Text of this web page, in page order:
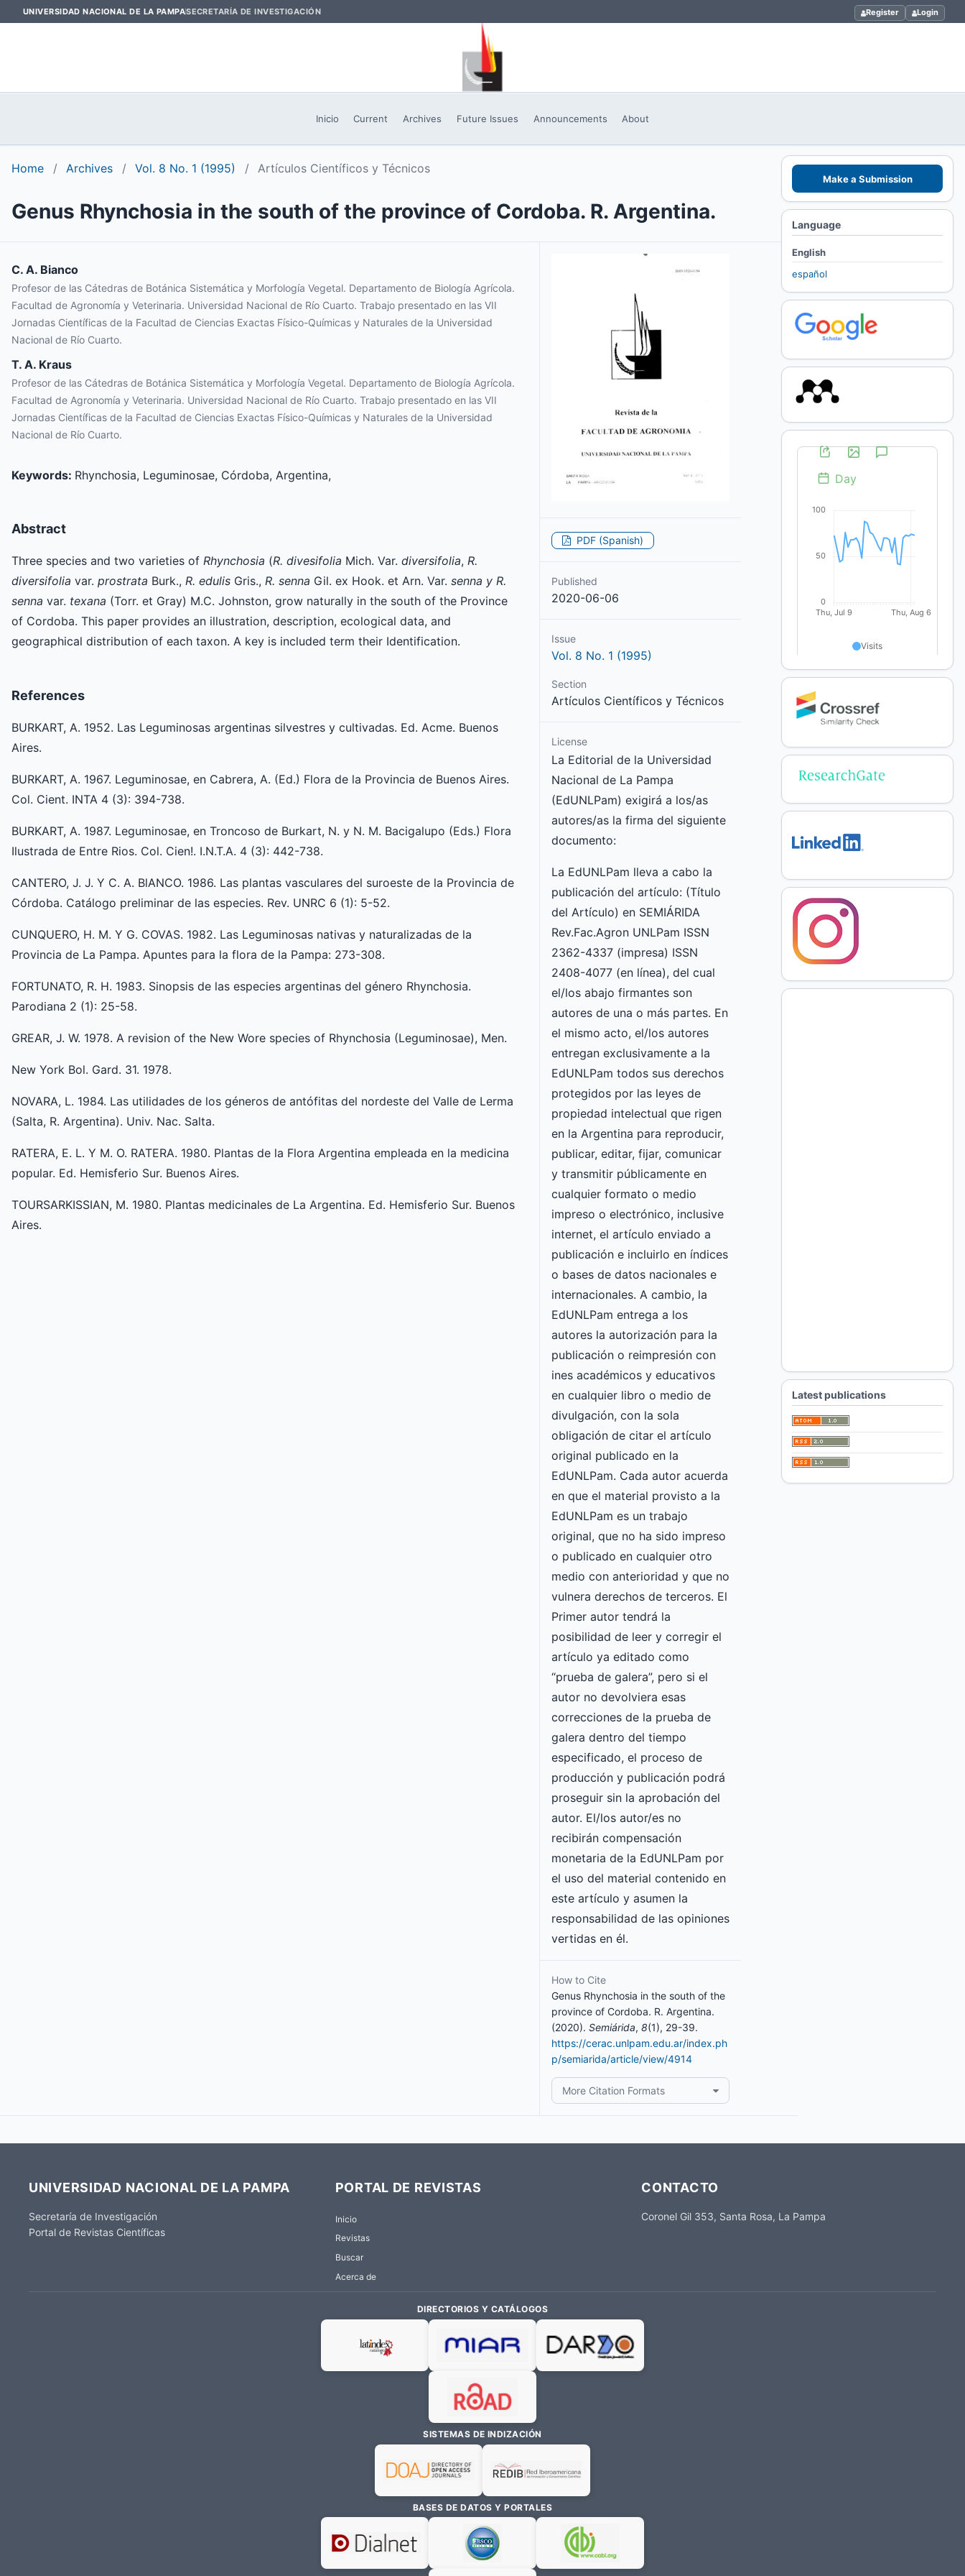
UNIVERSIDAD NACIONAL DE LA PAMPASECRETARÍA DE INVESTIGACIÓN Register Login
Inicio Current Archives Future Issues Announcements About
Home / Archives / Vol. 8 No. 1 (1995) / Artículos Científicos y Técnicos
Genus Rhynchosia in the south of the province of Cordoba. R. Argentina.
C. A. Bianco
Profesor de las Cátedras de Botánica Sistemática y Morfología Vegetal. Departamento de Biología Agrícola.
Facultad de Agronomía y Veterinaria. Universidad Nacional de Río Cuarto. Trabajo presentado en las VII
Jornadas Científicas de la Facultad de Ciencias Exactas Físico-Químicas y Naturales de la Universidad
Nacional de Río Cuarto.
T. A. Kraus
Profesor de las Cátedras de Botánica Sistemática y Morfología Vegetal. Departamento de Biología Agrícola.
Facultad de Agronomía y Veterinaria. Universidad Nacional de Río Cuarto. Trabajo presentado en las VII
Jornadas Científicas de la Facultad de Ciencias Exactas Físico-Químicas y Naturales de la Universidad
Nacional de Río Cuarto.
Keywords: Rhynchosia, Leguminosae, Córdoba, Argentina,
Abstract
Three species and two varieties of Rhynchosia (R. divesifolia Mich. Var. diversifolia, R.
diversifolia var. prostrata Burk., R. edulis Gris., R. senna Gil. ex Hook. et Arn. Var. senna y R.
senna var. texana (Torr. et Gray) M.C. Johnston, grow naturally in the south of the Province
of Cordoba. This paper provides an illustration, description, ecological data, and
geographical distribution of each taxon. A key is included term their Identification.
References
BURKART, A. 1952. Las Leguminosas argentinas silvestres y cultivadas. Ed. Acme. Buenos
Aires.
BURKART, A. 1967. Leguminosae, en Cabrera, A. (Ed.) Flora de la Provincia de Buenos Aires.
Col. Cient. INTA 4 (3): 394-738.
BURKART, A. 1987. Leguminosae, en Troncoso de Burkart, N. y N. M. Bacigalupo (Eds.) Flora
Ilustrada de Entre Rios. Col. Cien!. I.N.T.A. 4 (3): 442-738.
CANTERO, J. J. Y C. A. BlANCO. 1986. Las plantas vasculares del suroeste de la Provincia de
Córdoba. Catálogo preliminar de las especies. Rev. UNRC 6 (1): 5-52.
CUNQUERO, H. M. Y G. COVAS. 1982. Las Leguminosas nativas y naturalizadas de la
Provincia de La Pampa. Apuntes para la flora de la Pampa: 273-308.
FORTUNATO, R. H. 1983. Sinopsis de las especies argentinas del género Rhynchosia.
Parodiana 2 (1): 25-58.
GREAR, J. W. 1978. A revision of the New Wore species of Rhynchosia (Leguminosae), Men.
New York Bol. Gard. 31. 1978.
NOVARA, L. 1984. Las utilidades de los géneros de antófitas del nordeste del Valle de Lerma
(Salta, R. Argentina). Univ. Nac. Salta.
RATERA, E. L. Y M. O. RATERA. 1980. Plantas de la Flora Argentina empleada en la medicina
popular. Ed. Hemisferio Sur. Buenos Aires.
TOURSARKISSIAN, M. 1980. Plantas medicinales de La Argentina. Ed. Hemisferio Sur. Buenos
Aires.
PDF (Spanish)
Published
2020-06-06
Issue
Vol. 8 No. 1 (1995)
Section
Artículos Científicos y Técnicos
License
La Editorial de la Universidad
Nacional de La Pampa
(EdUNLPam) exigirá a los/as
autores/as la firma del siguiente
documento:
La EdUNLPam lleva a cabo la
publicación del artículo: (Título
del Artículo) en SEMIÁRIDA
Rev.Fac.Agron UNLPam ISSN
2362-4337 (impresa) ISSN
2408-4077 (en línea), del cual
el/los abajo firmantes son
autores de una o más partes. En
el mismo acto, el/los autores
entregan exclusivamente a la
EdUNLPam todos sus derechos
protegidos por las leyes de
propiedad intelectual que rigen
en la Argentina para reproducir,
publicar, editar, fijar, comunicar
y transmitir públicamente en
cualquier formato o medio
impreso o electrónico, inclusive
internet, el artículo enviado a
publicación e incluirlo en índices
o bases de datos nacionales e
internacionales. A cambio, la
EdUNLPam entrega a los
autores la autorización para la
publicación o reimpresión con
ines académicos y educativos
en cualquier libro o medio de
divulgación, con la sola
obligación de citar el artículo
original publicado en la
EdUNLPam. Cada autor acuerda
en que el material provisto a la
EdUNLPam es un trabajo
original, que no ha sido impreso
o publicado en cualquier otro
medio con anterioridad y que no
vulnera derechos de terceros. El
Primer autor tendrá la
posibilidad de leer y corregir el
artículo ya editado como
“prueba de galera”, pero si el
autor no devolviera esas
correcciones de la prueba de
galera dentro del tiempo
especificado, el proceso de
producción y publicación podrá
proseguir sin la aprobación del
autor. El/los autor/es no
recibirán compensación
monetaria de la EdUNLPam por
el uso del material contenido en
este artículo y asumen la
responsabilidad de las opiniones
vertidas en él.
How to Cite
Genus Rhynchosia in the south of the
province of Cordoba. R. Argentina.
(2020). Semiárida, 8(1), 29-39.
https://cerac.unlpam.edu.ar/index.ph
p/semiarida/article/view/4914
More Citation Formats
Make a Submission
Language
English
español
Latest publications
UNIVERSIDAD NACIONAL DE LA PAMPA
Secretaría de Investigación
Portal de Revistas Científicas
PORTAL DE REVISTAS
Inicio
Revistas
Buscar
Acerca de
CONTACTO
Coronel Gil 353, Santa Rosa, La Pampa
DIRECTORIOS Y CATÁLOGOS
SISTEMAS DE INDIZACIÓN
BASES DE DATOS Y PORTALES